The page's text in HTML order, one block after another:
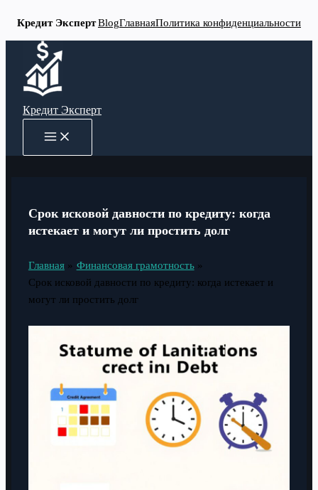
Кредит ЭкспертBlogГлавнаяПолитика конфиденциальности
Перейти
содержимому
Кредит Эксперт
MAIN
MENU
Срок исковой давности по кредиту: когда
истекает и могут ли простить долг
Главная
Финансовая грамотность
Срок исковой давности по кредиту: когда истекает и
могут ли простить долг